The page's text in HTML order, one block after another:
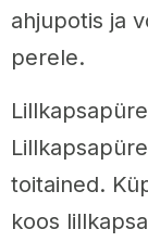
ahjupotis ja
perele.
toitained.
koos